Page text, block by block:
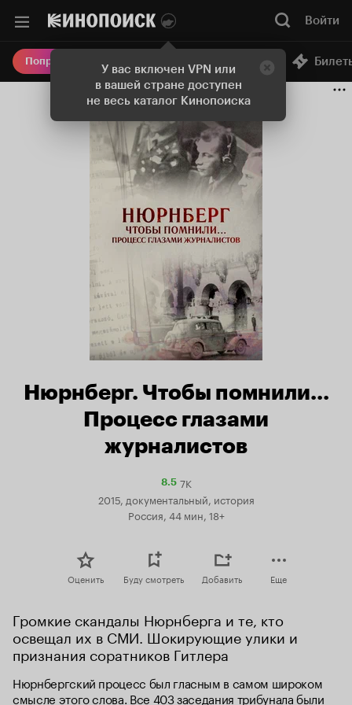
У вас включен VPN или
в вашей стране доступен
не весь каталог Кинопоиска
Войти
Попробовать Плюс Онлайн-кинотеатр
Нюрнберг. Чтобы помнили…
Процесс глазами
журналистов
8.5Рейтинг
Кинопоиска
7K
2015, документальный, история
Россия, 44 мин, 18+
Оценить Буду смотреть Добавить Еще
Громкие скандалы Нюрнберга и те, кто
освещал их в СМИ. Шокирующие улики и
признания соратников Гитлера
Нюрнбергский процесс был гласным в самом широком
смысле этого слова. Все 403 заседания трибунала были